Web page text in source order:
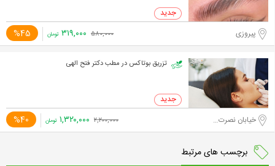
پیروزی %45 ۵۸۰,۰۰۰ ۳۱۹,۰۰۰ تومان
تزریق بوتاکس در مطب دکتر فتح الهی
خیابان نصرت غربی %40 ۲,۲۰۰,۰۰۰ ۱,۳۲۰,۰۰۰ تومان
برچسب های مرتبط